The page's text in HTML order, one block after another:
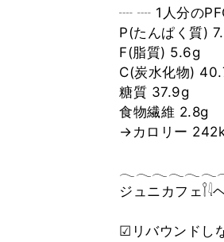
┈ ┈ 1人分の
P(たんぱく質)
F(脂質) 5.6g
C(炭水化物)
糖質 37.9g
食物繊維 2.8g
→カロリー
ジュニカフェ𓌉𓇋
☑︎リバウンドし